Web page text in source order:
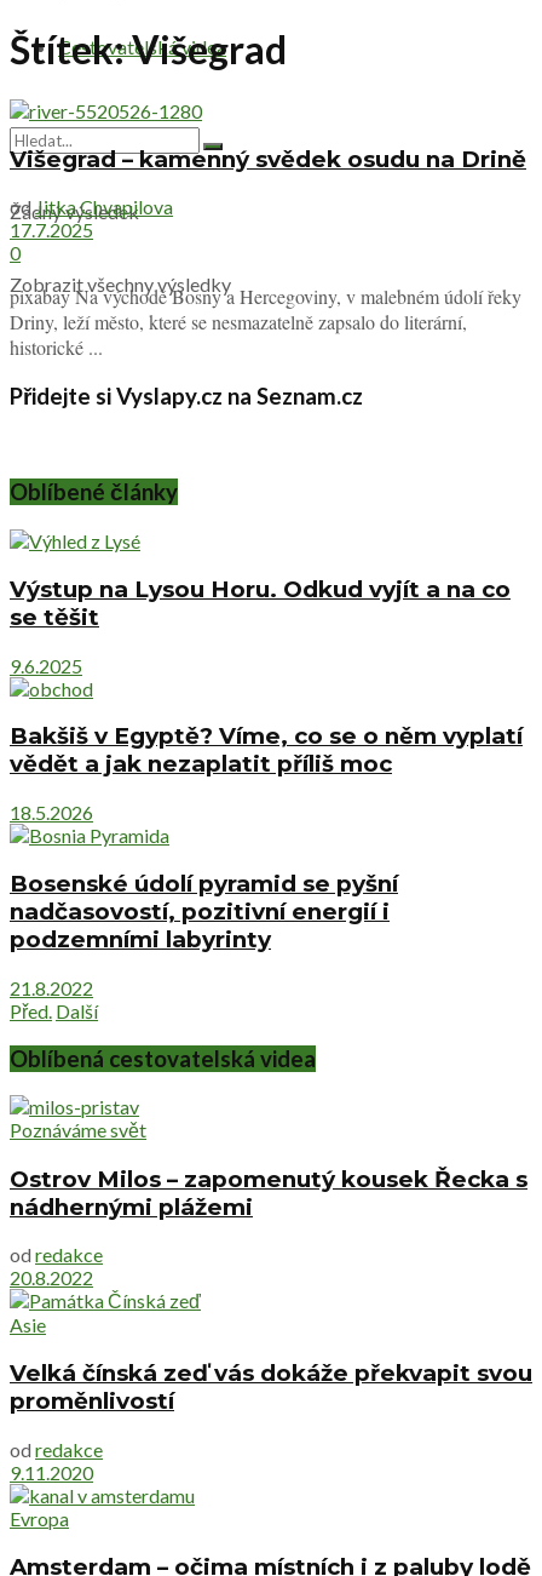
Cestovatelská videa
Žádný výsledek
Zobrazit všechny výsledky
Štítek:Višegrad
Višegrad – kamenný svědek osudu na Drině
odJitka Chvapilova
17.7.2025
0
pixabay Na východě Bosny a Hercegoviny, v malebném údolí řeky
Driny, leží město, které se nesmazatelně zapsalo do literární,
historické ...
Přidejte si Vyslapy.cz na Seznam.cz
Oblíbené články
Výstup na Lysou Horu. Odkud vyjít a na co
se těšit
9.6.2025
Bakšiš v Egyptě? Víme, co se o něm vyplatí
vědět a jak nezaplatit příliš moc
18.5.2026
Bosenské údolí pyramid se pyšní
nadčasovostí, pozitivní energií i
podzemními labyrinty
21.8.2022
Před. Další
Oblíbená cestovatelská videa
Poznáváme svět
Ostrov Milos – zapomenutý kousek Řecka s
nádhernými plážemi
od redakce
20.8.2022
Asie
Velká čínská zeď vás dokáže překvapit svou
proměnlivostí
od redakce
9.11.2020
Evropa
Amsterdam – očima místních i z paluby lodě